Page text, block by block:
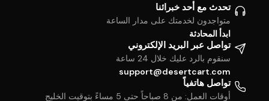
تحدث مع أحد خبرائنا
متواجدون لخدمتك على مدار الساعة
ابدأ المحادثة
تواصل عبر البريد الإلكتروني
سنقوم بالرد عليك خلال 24 ساعة
support@desertcart.com
تواصل هاتفياً
أوقات العمل: من 8 صباحاً حتى 5 مساءً بتوقيت الخليج